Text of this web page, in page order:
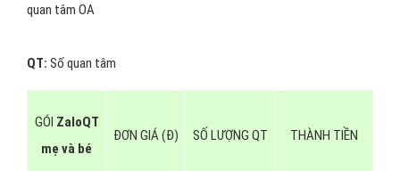
quan tâm OA
QT: Số quan tâm
GÓI ZaloQT
mẹ và bé
ĐƠN GIÁ (Đ) SỐ LƯỢNG QT THÀNH TIỀN